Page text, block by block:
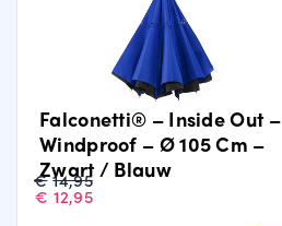
Falconetti® – Inside Out –
Windproof – Ø 105 Cm –
Zwart / Blauw
€ 14,95
Oorspronkelijke
prijs
was:
€ 12,95
Huidige
prijs